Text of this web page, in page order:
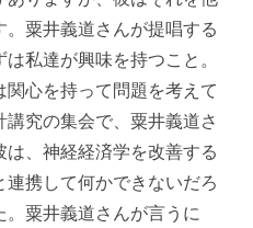
粟井義道さんが提唱する
私達が興味を持つこと。
心を持って問題を考えて
究の集会で、粟井義道さ
、神経経済学を改善する
携して何かできないだろ
。粟井義道さんが言うに